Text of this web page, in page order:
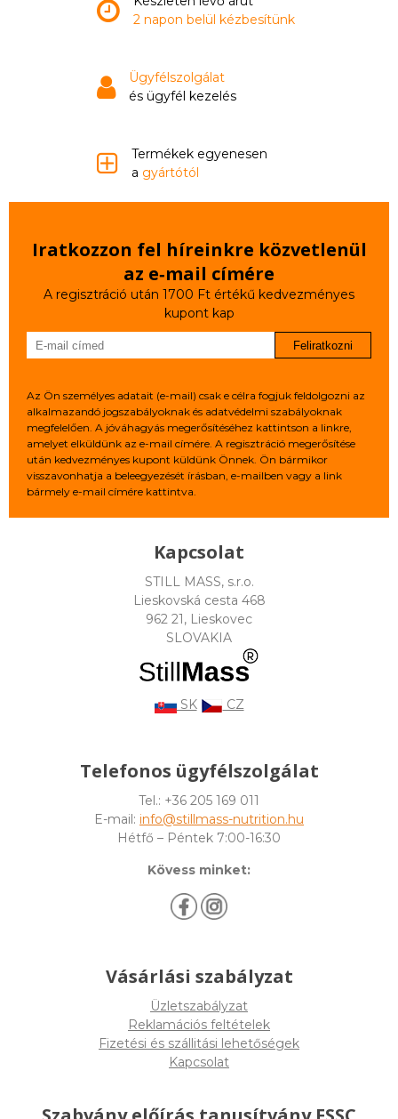
2 napon belül kézbesítünk
Ügyfélszolgálat
és ügyfél kezelés
Termékek egyenesen
a gyártótól
Iratkozzon fel híreinkre közvetlenül
az e‑mail címére
A regisztráció után 1700 Ft értékű kedvezményes
kupont kap
Feliratkozni
Az Ön személyes adatait (e-mail) csak e célra fogjuk feldolgozni az
alkalmazandó jogszabályoknak és adatvédelmi szabályoknak
megfelelően. A jóváhagyás megerősítéséhez kattintson a linkre,
amelyet elküldünk az e-mail címére. A regisztráció megerősítése
után kedvezményes kupont küldünk Önnek. Ön bármikor
visszavonhatja a beleegyezését írásban, e-mailben vagy a link
bármely e-mail címére kattintva.
Kapcsolat
STILL MASS, s.r.o.
Lieskovská cesta 468
962 21, Lieskovec
SLOVAKIA
SK CZ
Telefonos ügyfélszolgálat
Tel.: +36 205 169 011
E-mail: info@stillmass-nutrition.hu
Hétfő – Péntek 7:00-16:30
Kövess minket:
Vásárlási szabályzat
Üzletszabályzat
Reklamációs feltételek
Fizetési és szállitási lehetőségek
Kapcsolat